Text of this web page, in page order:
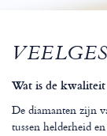
Wat is de
De diamanten zijn
tussen helderheid